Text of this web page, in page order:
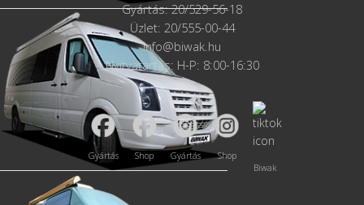
Gyártás:20/529-56-18
Üzlet: 20/555-00-44
info@biwak.hu
Nyitvatartás: H-P: 8:00-16:30
Gyártás Shop Gyártás
Shop
Biwak